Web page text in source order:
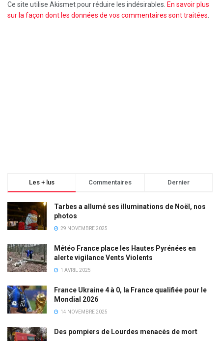
Ce site utilise Akismet pour réduire les indésirables. En savoir plus
sur la façon dont les données de vos commentaires sont traitées.
Les + lus Commentaires Dernier
Tarbes a allumé ses illuminations de Noël, nos
photos
29 NOVEMBRE 2025
Météo France place les Hautes Pyrénées en
alerte vigilance Vents Violents
1 AVRIL 2025
France Ukraine 4 à 0, la France qualifiée pour le
Mondial 2026
14 NOVEMBRE 2025
Des pompiers de Lourdes menacés de mort